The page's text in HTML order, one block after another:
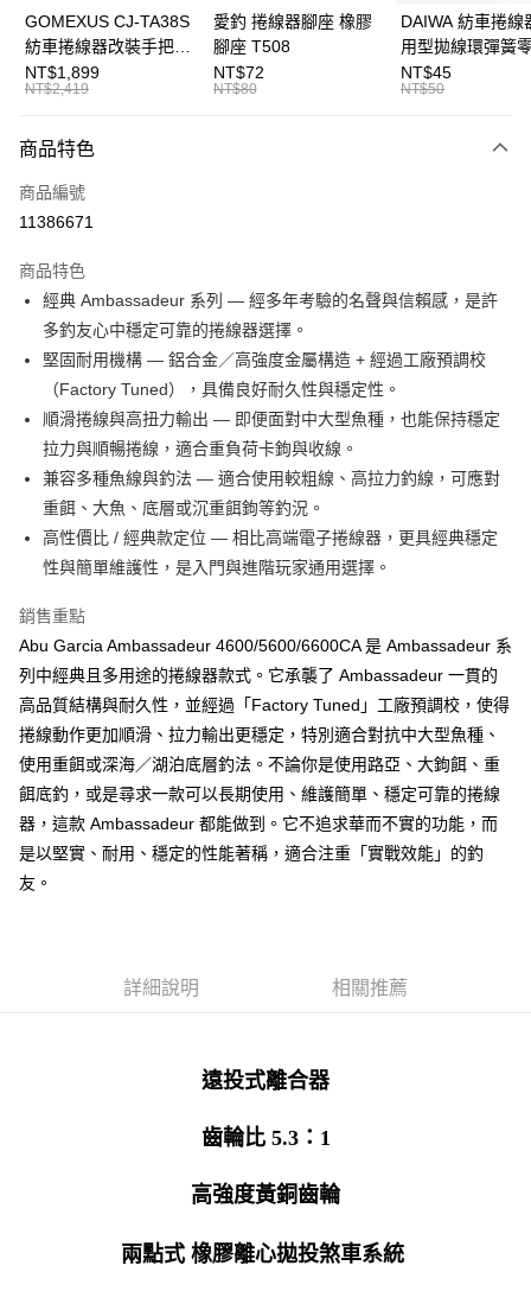
台中商業銀行
匯豐（台灣）商業銀行
華泰商業銀行
聯邦商業銀行
元大商業銀行
台灣樂天信用卡公司
悠遊付
大哥付你分期
【大哥付你分期使用說明】
2.付款方式選擇「大哥付你分期」，訂單成立後會自動跳轉到大哥付的交易
流程，驗證手機門號後，選擇欲分期的期數、繳款截止日，確認付款後即完
4.訂單成立30分鐘內，如未前往確認交易或遇審核未通過，訂單將自動取
消。如遇「轉專審核」未通過狀況，表示未達大哥付你分期系統評分，恕無
法說明評估內容。
【繳款方式說明】
1.分期款項不併入電信帳單，「大哥付你分期」於每月結算日後寄送繳費提
醒簡訊。
帳／街口支付／iPASS MONEY」等通路繳費。
【注意事項】
1.本服務係由「台灣大哥大股份有限公司」（以下簡稱本公司）所提供，讓
用戶於交易時，得透過本服務購買商品或服務，並由商店將買賣／分期付款
買賣價金債權讓與本公司後，依約使用本公司帳單繳交帳款。
資料（包含姓名、電話或地址）提供予台灣大哥大進項蒐集、處理及利用，
3.完整用戶服務條款，請詳閱以下連結：
相關說明
【關於「AFTEE先享後付」】
便利好安心！
２．便利：只要手機號碼，簡訊認證，即可結帳。
３．安心：先確認商品／服務後，再付款。
【「AFTEE先享後付」結帳流程】
１．於結帳方式選擇「AFTEE先享後付」後，將跳轉至「AFTEE先享後付」
結帳頁面，進行簡訊認證並確認金額後，即可完成結帳。
３．收到繳費通知簡訊後14天內，點擊此簡訊中的連結，可透過四大超商／
ATM／網路銀行／等多元方式進行付款，方視為交易完成。
※ 請注意：結帳手續完成當下不需立刻繳費，但若您需要取消訂單，請聯絡
購買商品的店家。未經商家同意取消之訂單仍視為有效，需透過AFTEE先享
後付繳納相關費用。
※ 交易是否成功請以「AFTEE先享後付 」之結帳頁面顯示為準，若有關於
客戶支援中心」
【注意事項】
１．透過由恩沛科技股份有限公司提供之「AFTEE先享後付」服務完成之交
權轉讓予恩沛科技股份有限公司。
２．關於個人資料處理事宜，請瀏覽以下網址：
https://aftee.tw/terms/#terms3
３．未成年的使用者請事先徵得法定代理人或監護人之同意方可使用
「AFTEE先享後付」，若未經同意申辦者引起之損失，本公司不負相關責
任。
４．使用「AFTEE先享後付」時，將依據個別帳號之用戶狀況，依本公司即
時審查核予不同之上限額度；若仍有額度不足之情形，本公司將視審查結果
請求用戶進行身份認證。
貨到付款
運送方式
全家取貨付款
每筆NT$60，滿NT$1,200(含以上)免運費
付款後全家取貨
每筆NT$60，滿NT$1,200(含以上)免運費
7-11取貨付款
每筆NT$60，滿NT$1,200(含以上)免運費
付款後7-11取貨
每筆NT$60，滿NT$1,200(含以上)免運費
一般宅配（門市自取請勿下單，請聯繫客服）
每筆NT$100，滿NT$2,000(含以上)免運費
離島一般宅配
每筆NT$200，滿NT$2,000(含以上)免運費
貨到付款（門市自取請勿下單，請聯繫客服）
GOMEXUS CJ-TA38S
紡車捲線器改裝手把
SHIMANO改裝品 紡車
改裝手把 I052
NT$1,899
NT$2,419
愛釣 捲線器腳座 橡膠
腳座 T508
NT$72
NT$80
DAIWA 紡車捲線
用型拋線環彈簧
線規 耳朵彈簧 紡
零件 T927
NT$45
NT$50
商品特色
商品編號
11386671
商品特色
經典 Ambassadeur 系列 — 經多年考驗的名聲與信賴感，是許
多釣友心中穩定可靠的捲線器選擇。
堅固耐用機構 — 鋁合金／高強度金屬構造 + 經過工廠預調校
（Factory Tuned），具備良好耐久性與穩定性。
順滑捲線與高扭力輸出 — 即便面對中大型魚種，也能保持穩定
拉力與順暢捲線，適合重負荷卡鉤與收線。
兼容多種魚線與釣法 — 適合使用較粗線、高拉力釣線，可應對
重餌、大魚、底層或沉重餌鉤等釣況。
高性價比 / 經典款定位 — 相比高端電子捲線器，更具經典穩定
性與簡單維護性，是入門與進階玩家通用選擇。
銷售重點
Abu Garcia Ambassadeur 4600/5600/6600CA 是 Ambassadeur 系
列中經典且多用途的捲線器款式。它承襲了 Ambassadeur 一貫的
高品質結構與耐久性，並經過「Factory Tuned」工廠預調校，使得
捲線動作更加順滑、拉力輸出更穩定，特別適合對抗中大型魚種、
使用重餌或深海／湖泊底層釣法。不論你是使用路亞、大鉤餌、重
餌底釣，或是尋求一款可以長期使用、維護簡單、穩定可靠的捲線
器，這款 Ambassadeur 都能做到。它不追求華而不實的功能，而
是以堅實、耐用、穩定的性能著稱，適合注重「實戰效能」的釣
友。
詳細說明 相關推薦
遠投式離合器
齒輪比 5.3：1
高強度黃銅齒輪
兩點式 橡膠離心拋投煞車系統